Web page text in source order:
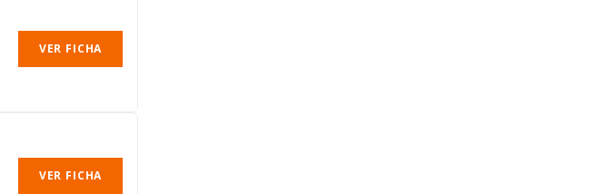
VER FICHA
VER FICHA